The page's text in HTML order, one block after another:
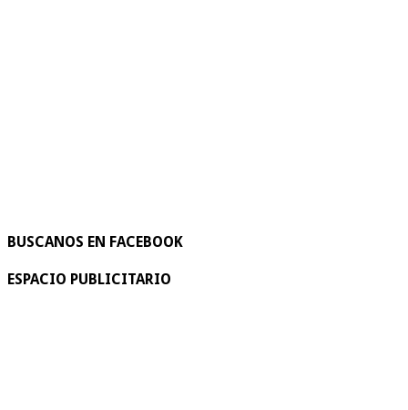
BUSCANOS EN FACEBOOK
ESPACIO PUBLICITARIO